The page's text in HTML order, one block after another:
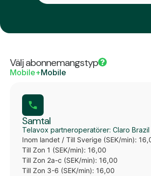
Välj abonnemangstyp
Mobile+Mobile
Samtal
Telavox partneroperatörer: Claro Brazil
Inom landet / Till Sverige (SEK/min):
Till Zon 1 (SEK/min): 16,00
Till Zon 2a-c (SEK/min): 16,00
Till Zon 3-6 (SEK/min): 16,00